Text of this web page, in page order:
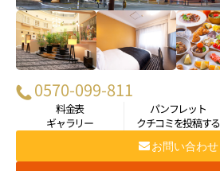
0570-099-811
料金表
パンフレット
ギャラリー
クチコミを投稿する
お問い合わせ